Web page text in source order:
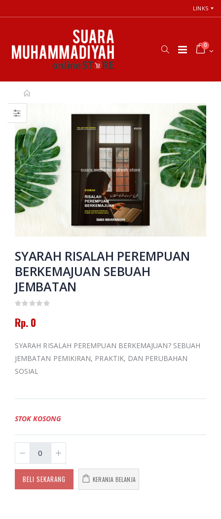
LINKS
0
SYARAH RISALAH PEREMPUAN
BERKEMAJUAN SEBUAH
JEMBATAN
Rp. 0
SYARAH RISALAH PEREMPUAN BERKEMAJUAN? SEBUAH
JEMBATAN PEMIKIRAN, PRAKTIK, DAN PERUBAHAN
SOSIAL
STOK KOSONG
BELI SEKARANG KERANJA BELANJA
Cara Shalat
Menurut
Himpunan
Putusan Tarjih
Muhammadiyah
Rp. 31.000
Muhammadiyah
Jilid 3
Rp. 130.000
Himpunan
Putusan Tarjih
Muhammadiyah
Jilid 1
66 Jalan Menuju
Cinta Ilahi
Menemukan
Tuhan dalam
Luka, Cinta, dan
Kehidupan
Sehari-hari
Rp. 0
Pertolongan
Kepemimpinan
Muhammadiyah
NASHIR;
JURNALIS
ISLAM